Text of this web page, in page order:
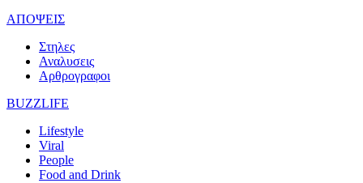
ΑΠΟΨΕΙΣ
Στηλες
Αναλυσεις
Αρθρογραφοι
BUZZLIFE
Lifestyle
Viral
People
Food and Drink